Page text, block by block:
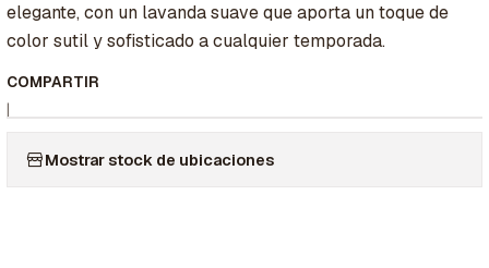
elegante, con un lavanda suave que aporta un toque de
color sutil y sofisticado a cualquier temporada.
COMPARTIR
|
Mostrar stock de ubicaciones